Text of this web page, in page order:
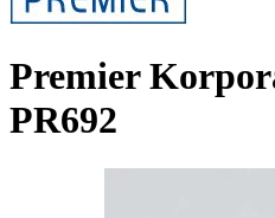
Premier
PR692